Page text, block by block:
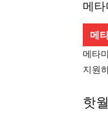
메
메
메타
지원
핫